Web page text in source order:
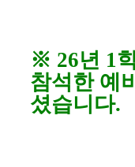
※ 26년 1
참석한 예
셨습니다.